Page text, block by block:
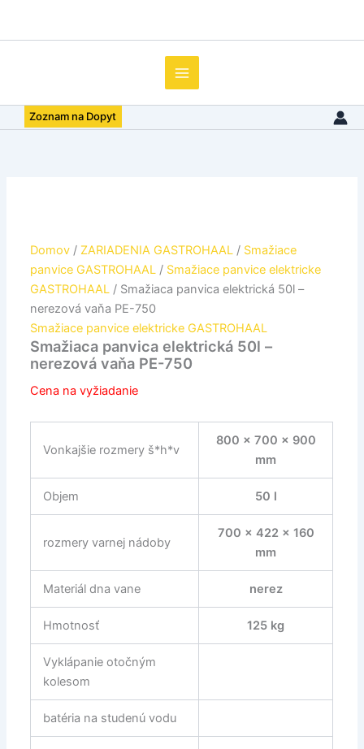
Zoznam na Dopyt
Domov / ZARIADENIA GASTROHAAL / Smažiace
panvice GASTROHAAL / Smažiace panvice elektricke
GASTROHAAL / Smažiaca panvica elektrická 50l –
nerezová vaňa PE-750
Smažiace panvice elektricke GASTROHAAL
Smažiaca panvica elektrická 50l –
nerezová vaňa PE-750
Cena na vyžiadanie
Vonkajšie rozmery š*h*v
800 x 700 x 900
mm
Objem 50 l
rozmery varnej nádoby
700 x 422 x 160
mm
Materiál dna vane nerez
Hmotnosť 125 kg
Vyklápanie otočným
kolesom
batéria na studenú vodu
panvica
nerezová
vaňa